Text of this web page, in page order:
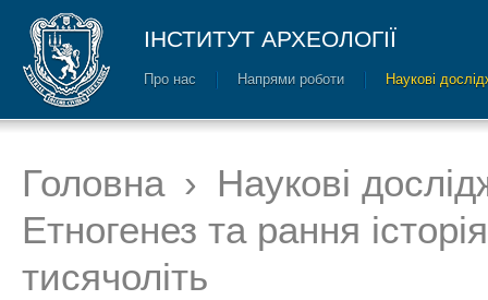
ІНСТИТУТ АРХЕОЛОГІЇ
Про нас Напрями роботи Наукові
Головна › Наукові
Етногенез та рання
тисячоліть